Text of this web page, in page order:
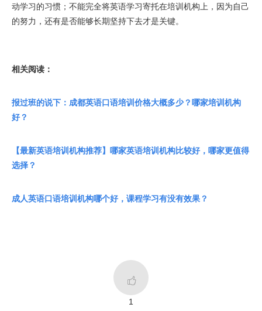
动学习的习惯；不能完全将英语学习寄托在培训机构上，因为自己
的努力，还有是否能够长期坚持下去才是关键。
相关阅读：
报过班的说下：成都英语口语培训价格大概多少？哪家培训机构
好？
【最新英语培训机构推荐】哪家英语培训机构比较好，哪家更值得
选择？
成人英语口语培训机构哪个好，课程学习有没有效果？

1